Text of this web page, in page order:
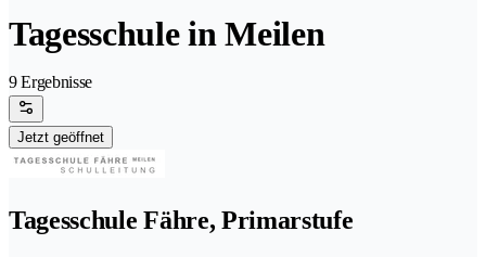
Tagesschule in Meilen
9 Ergebnisse
Jetzt geöffnet
Tagesschule Fähre, Primarstufe